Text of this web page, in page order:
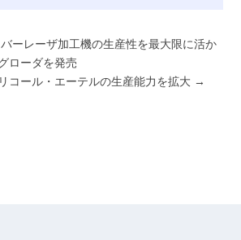
ーレーザ加工機の生産性を最大限に活か
ローダを発売
コール・エーテルの生産能力を拡大 →